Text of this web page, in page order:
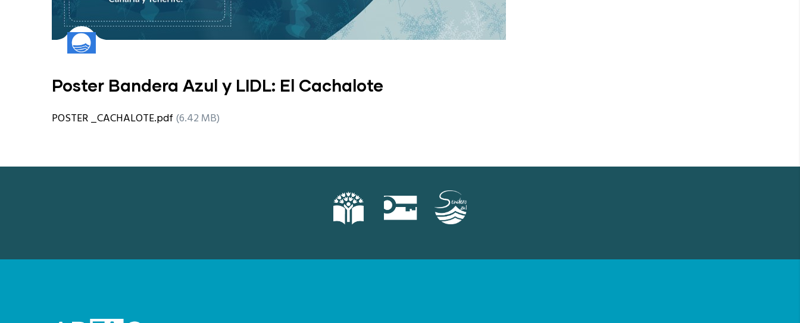
Poster Bandera Azul y LIDL: El Cachalote
POSTER _CACHALOTE.pdf (6.42 MB)